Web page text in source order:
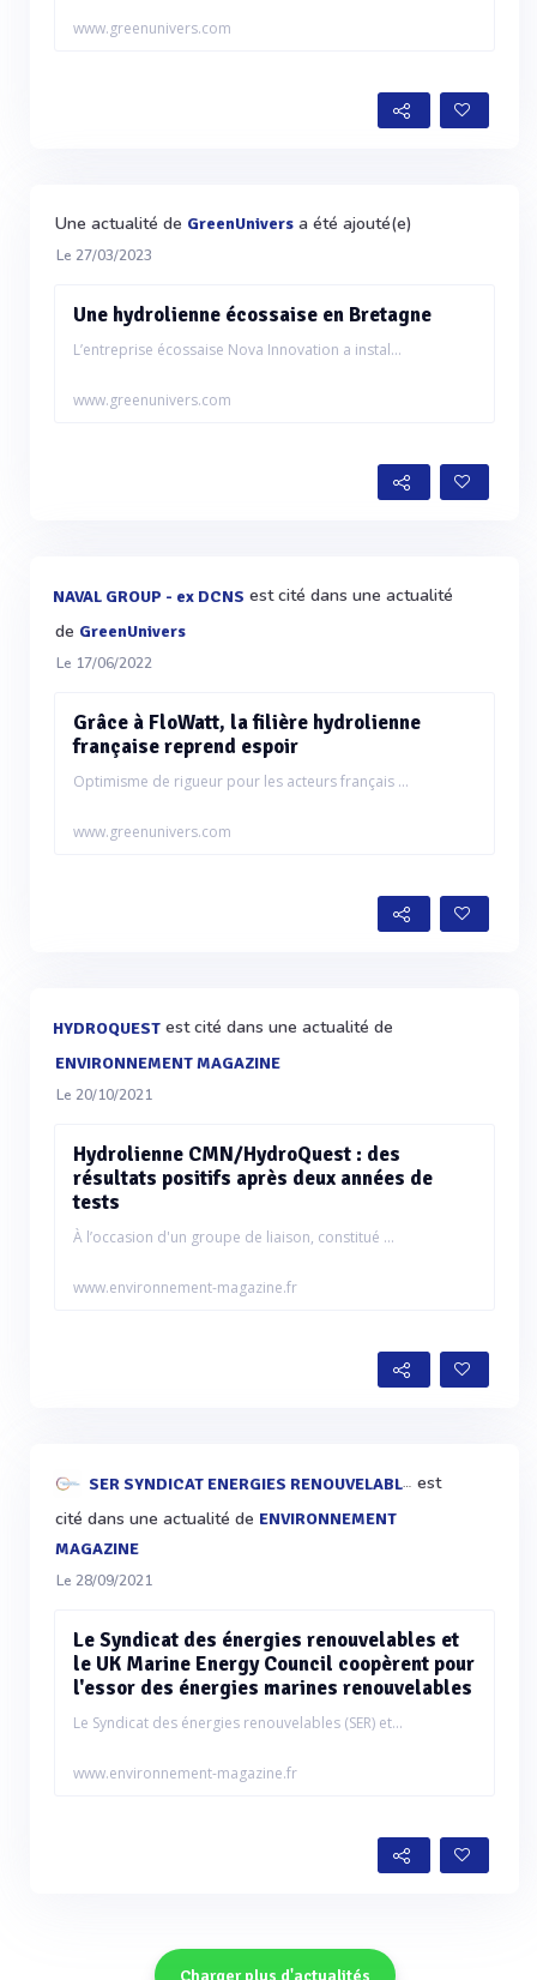
www.greenunivers.com
Une actualité de GreenUnivers a été ajouté(e)
Le 27/03/2023
Une hydrolienne écossaise en Bretagne
L’entreprise écossaise Nova Innovation a instal...
www.greenunivers.com
NAVAL GROUP - ex DCNS est cité dans une actualité
de GreenUnivers
Le 17/06/2022
Grâce à FloWatt, la filière hydrolienne
française reprend espoir
Optimisme de rigueur pour les acteurs français ...
www.greenunivers.com
HYDROQUEST est cité dans une actualité de
ENVIRONNEMENT MAGAZINE
Le 20/10/2021
Hydrolienne CMN/HydroQuest : des
résultats positifs après deux années de
tests
À l’occasion d'un groupe de liaison, constitué ...
www.environnement-magazine.fr
SER SYNDICAT ENERGIES RENOUVELABLES
est
cité dans une actualité de ENVIRONNEMENT
MAGAZINE
Le 28/09/2021
Le Syndicat des énergies renouvelables et
le UK Marine Energy Council coopèrent pour
l'essor des énergies marines renouvelables
Le Syndicat des énergies renouvelables (SER) et...
www.environnement-magazine.fr
Charger plus d'actualités